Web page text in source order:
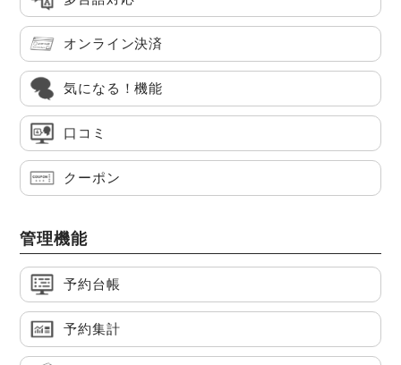
オンライン決済
気になる！機能
口コミ
クーポン
管理機能
予約台帳
予約集計